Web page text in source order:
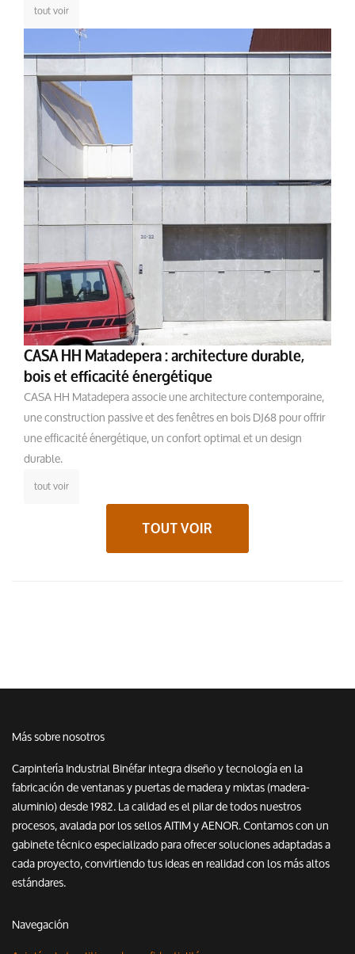
tout voir
CASA HH Matadepera : architecture durable,
bois et efficacité énergétique
CASA HH Matadepera associe une architecture contemporaine,
une construction passive et des fenêtres en bois DJ68 pour offrir
une efficacité énergétique, un confort optimal et un design
durable.
tout voir
TOUT VOIR
Más sobre nosotros
Carpintería Industrial Binéfar integra diseño y tecnología en la
fabricación de ventanas y puertas de madera y mixtas (madera-
aluminio) desde 1982. La calidad es el pilar de todos nuestros
procesos, avalada por los sellos AITIM y AENOR. Contamos con un
gabinete técnico especializado para ofrecer soluciones adaptadas a
cada proyecto, convirtiendo tus ideas en realidad con los más altos
estándares.
Navegación